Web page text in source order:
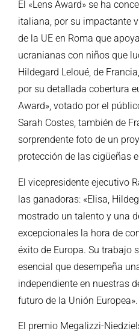
El «Lens Award» se ha
italiana, por su impactante
de la UE en Roma que
ucranianas con niños que
Hildegard Leloué, de
por su detallada cobertura
Award», votado por el
Sarah Costes, también de
sorprendente foto de un
protección de las cigüeñas
El vicepresidente ejecutivo
las ganadoras: «Elisa,
mostrado un talento y una
excepcionales la hora de
éxito de Europa. Su trabajo
esencial que desempeña
independiente en nuestras
futuro de la Unión Europea».
El premio Megalizzi-